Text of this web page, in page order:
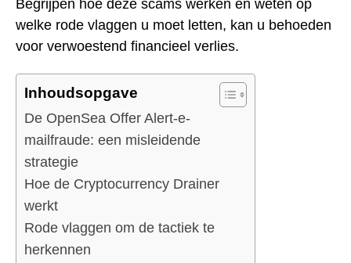
Begrijpen hoe deze scams werken en weten op
welke rode vlaggen u moet letten, kan u behoeden
voor verwoestend financieel verlies.
Inhoudsopgave
De OpenSea Offer Alert-e-
mailfraude: een misleidende
strategie
Hoe de Cryptocurrency Drainer
werkt
Rode vlaggen om de tactiek te
herkennen